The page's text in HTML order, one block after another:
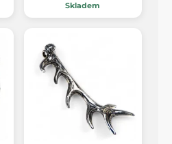
Skladem